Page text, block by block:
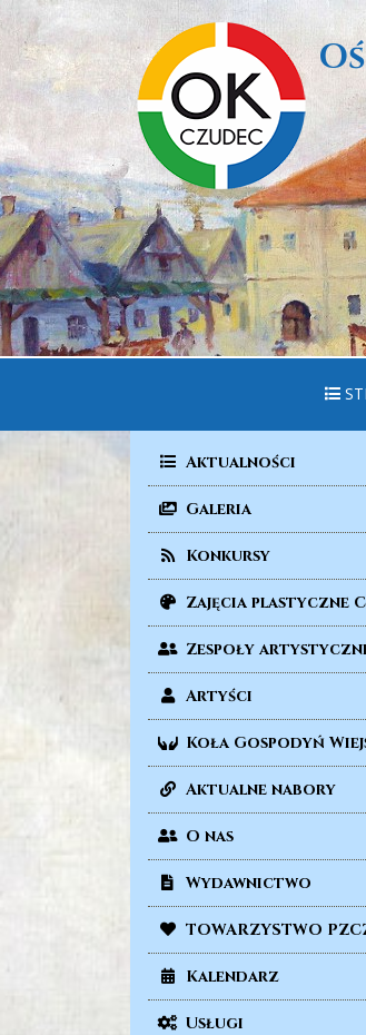
Aktualności
Galeria
Konkursy
Zajęcia plastyczne
Zespoły
Artyści
Koła Gospodyń
Aktualne nabory
O nas
Wydawnictwo
TOWARZYSTWO
Kalendarz
Usługi